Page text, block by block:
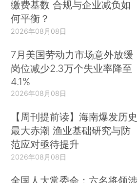
缴费基数 合规与企业减负如
何平衡？
2026年08月08日
7月美国劳动力市场意外放缓
岗位减少2.3万个失业率降至
4.1%
2026年08月08日
【周刊提前读】海南爆发历史
最大赤潮 渔业基础研究与防
范应对亟待提升
2026年08月08日
全国人大常委会：六名将领涉